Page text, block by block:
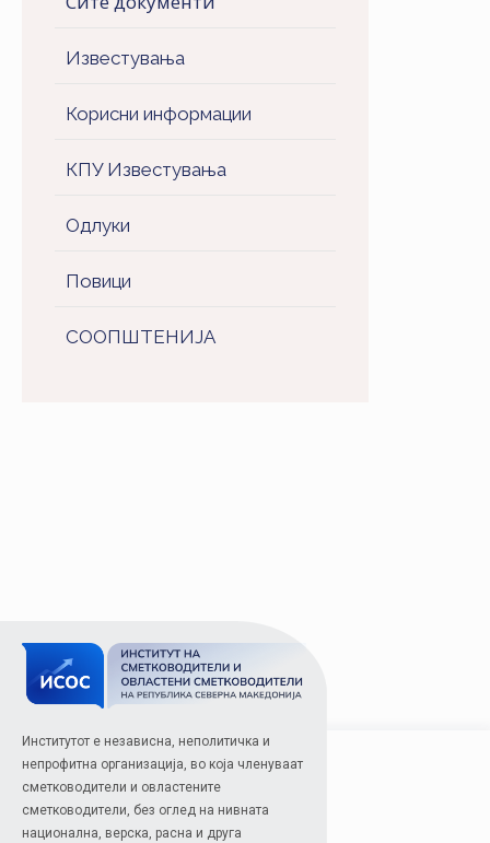
Известувања
Корисни информации
КПУ Известувања
Одлуки
Повици
СООПШТЕНИJA
Институтот е независна, неполитичка и
непрофитна организација, во која членуваат
сметководители и овластените
сметководители, без оглед на нивната
национална, верска, расна и друга